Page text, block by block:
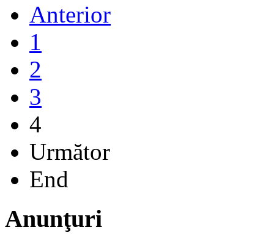
Anterior
1
2
3
4
Următor
End
Anunţuri